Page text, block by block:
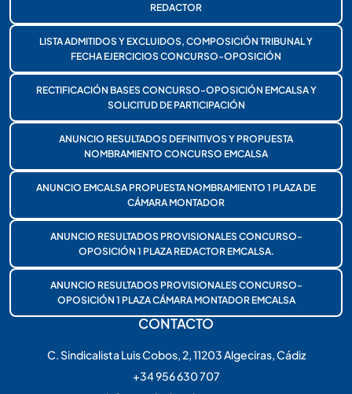
REDACTOR
LISTA ADMITIDOS Y EXCLUIDOS, COMPOSICIÓN TRIBUNAL Y
FECHA EJERCICIOS CONCURSO-OPOSICIÓN
RECTIFICACIÓN BASES CONCURSO-OPOSICIÓN EMCALSA Y
SOLICITUD DE PARTICIPACIÓN
ANUNCIO RESULTADOS DEFINITIVOS Y PROPUESTA
NOMBRAMIENTO CONCURSO EMCALSA
ANUNCIO EMCALSA PROPUESTA NOMBRAMIENTO 1 PLAZA DE
CÁMARA MONTADOR
ANUNCIO RESULTADOS PROVISIONALES CONCURSO-
OPOSICIÓN 1 PLAZA REDACTOR EMCALSA.
ANUNCIO RESULTADOS PROVISIONALES CONCURSO-
OPOSICIÓN 1 PLAZA CÁMARA MONTADOR EMCALSA
CONTACTO
C. Sindicalista Luis Cobos, 2, 11203 Algeciras, Cádiz
+34 956 630 707